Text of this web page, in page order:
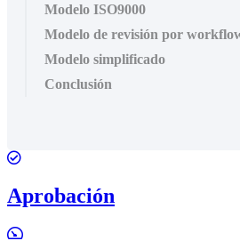
Modelo ISO9000
Modelo de revisión por
Modelo simplificado
Conclusión
Aprobación